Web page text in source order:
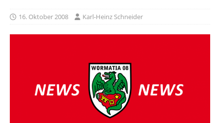
16. Oktober 2008 Karl-Heinz Schneider